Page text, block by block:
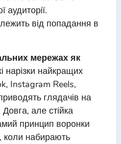
аудиторії.
від попадання в
мережах як
нарізки найкращих
Instagram Reels,
глядачів на
але стійка
принцип воронки
коли набирають